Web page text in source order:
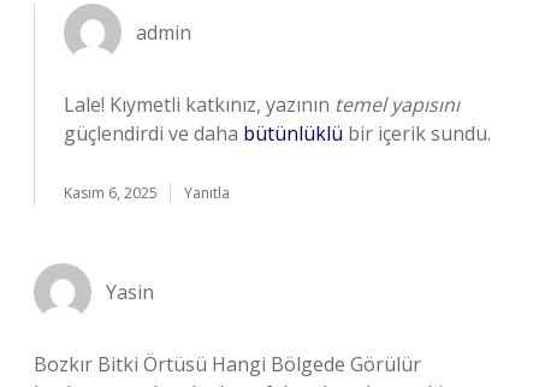
admin
Lale! Kıymetli katkınız, yazının temel yapısını
güçlendirdi ve daha bütünlüklü bir içerik sundu.
Kasım 6, 2025 Yanıtla
Yasin
Bozkır Bitki Örtüsü Hangi Bölgede Görülür